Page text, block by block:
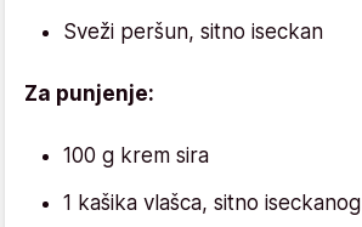
Sveži peršun, sitno iseckan
Za punjenje:
100 g krem sira
1 kašika vlašca, sitno iseckanog